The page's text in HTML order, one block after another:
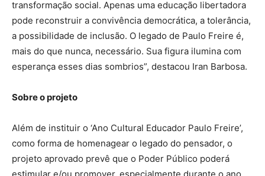
transformação social. Apenas uma educação libertadora
pode reconstruir a convivência democrática, a tolerância,
a possibilidade de inclusão. O legado de Paulo Freire é,
mais do que nunca, necessário. Sua figura ilumina com
esperança esses dias sombrios”, destacou Iran Barbosa.
Sobre o projeto
Além de instituir o ‘Ano Cultural Educador Paulo Freire’,
como forma de homenagear o legado do pensador, o
projeto aprovado prevê que o Poder Público poderá
estimular e/ou promover, especialmente durante o ano